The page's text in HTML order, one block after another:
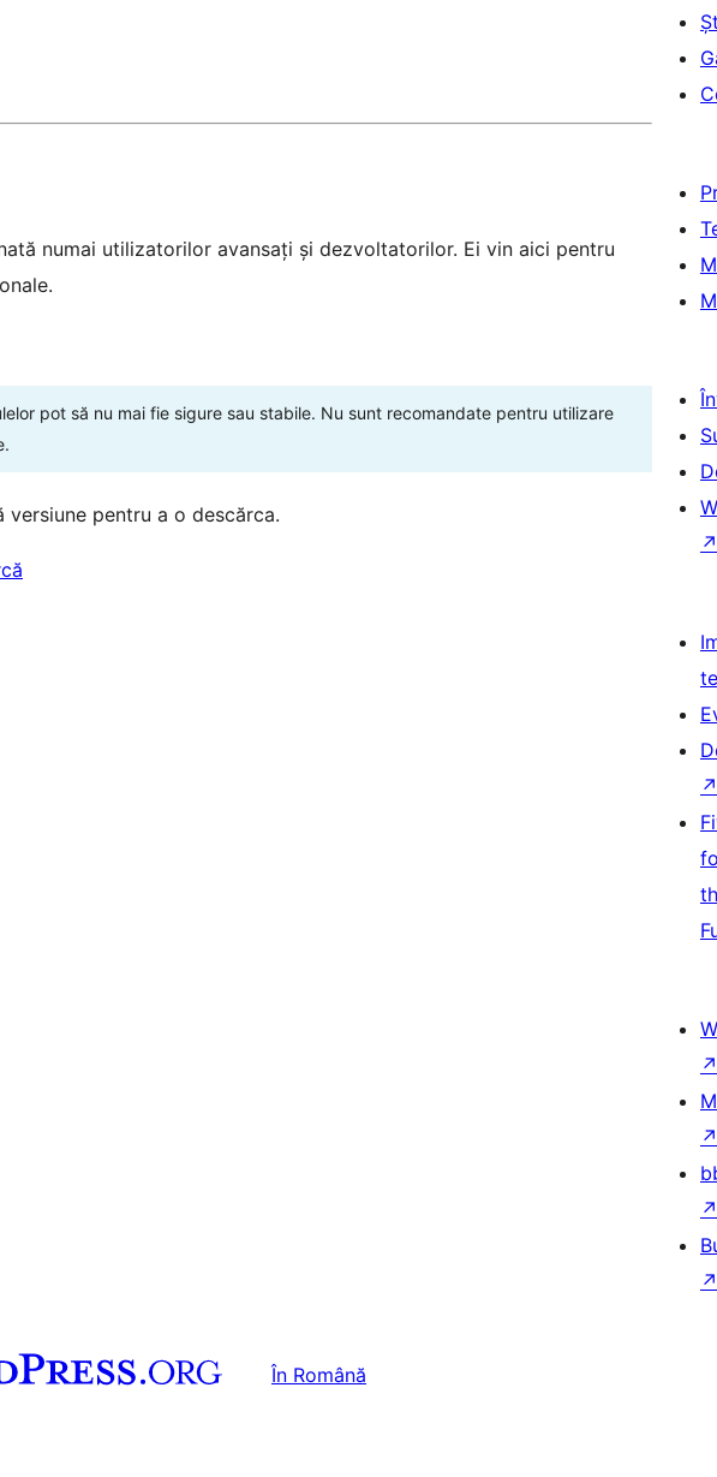
numai utilizatorilor avansați și dezvoltatorilor. Ei vin aici pentru
pot să nu mai fie sigure sau stabile. Nu sunt recomandate pentru utilizare
pentru a o descărca.
↗
te
↗
↗
↗
↗
↗
În Română